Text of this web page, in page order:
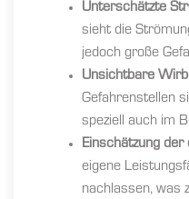
Unterschätzte
sieht die
jedoch große
Unsichtbare
Gefahrenstellen
speziell auch im
Einschätzung
eigene
nachlassen, was